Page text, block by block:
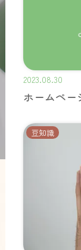
2023.08.30
ホームペー
豆知識